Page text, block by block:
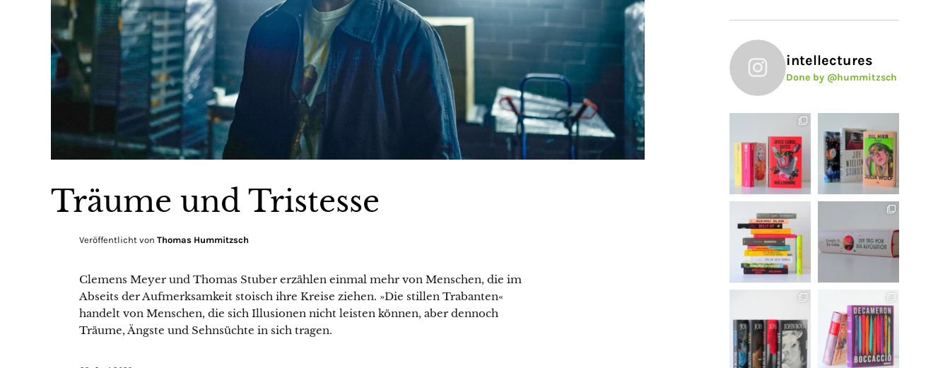
Träume und Tristesse
Veröffentlicht von Thomas Hummitzsch
Clemens Meyer und Thomas Stuber erzählen einmal mehr von Menschen, die im
Abseits der Aufmerksamkeit stoisch ihre Kreise ziehen. »Die stillen Trabanten«
handelt von Menschen, die sich Illusionen nicht leisten können, aber dennoch
Träume, Ängste und Sehnsüchte in sich tragen.
intellectures
Done by @hummitzsch